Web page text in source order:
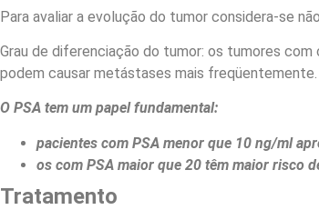
Para avaliar a evolução do tumor considera-se
Grau de diferenciação do tumor: os tumores
podem causar metástases mais freqüentemente.
O PSA tem um papel fundamental:
pacientes com PSA menor que 10 ng/ml
os com PSA maior que 20 têm maior risco
Tratamento